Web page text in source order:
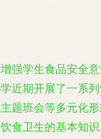
强学生食品安全
近期开展了一系
题班会等多元化
食卫生的基本知